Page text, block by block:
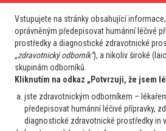
Další případy
Praktik
Anémie, cytopenie a vzácné choroby
Infekce nebo Hematologie?
Dobrý den, prosím o radu. Nově
asymptomatický pacient, muž, ročník
odběrech leukocytóza 17,3 + anémie
Vstupujete na stránky obsahující
oprávněným předepisovat humánní léčivé
prostředky a diagnostické zdravotnické
„zdravotnický odborník“), a nikoliv široké
skupinám odborníků.
Kliknutím na odkaz „Potvrzuji, že jsem
jste zdravotnickým odborníkem –
předepisovat humánní léčivé přípravky,
diagnostické zdravotnické prostředky in